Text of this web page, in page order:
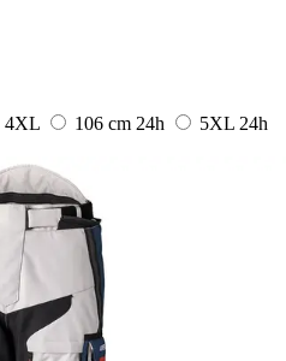
4XL 106 cm 24h 5XL 24h